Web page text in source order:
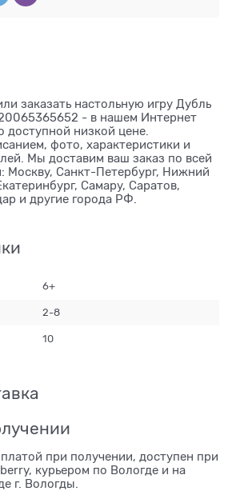
заказать настольную игру Дубль
- в нашем Интернет
доступной низкой цене.
фото, характеристики и
Мы доставим ваш заказ по всей
Москву, Санкт-Петербург, Нижний
Самару, Саратов,
и другие города РФ.
6+
2-8
10
при получении, доступен при
курьером по Вологде и на
г. Вологды.